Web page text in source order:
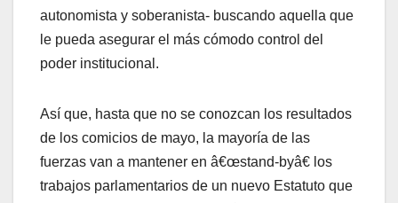
autonomista y soberanista- buscando aquella que
le pueda asegurar el más cómodo control del
poder institucional.
Así­ que, hasta que no se conozcan los resultados
de los comicios de mayo, la mayorí­a de las
fuerzas van a mantener en â€œstand-byâ€ los
trabajos parlamentarios de un nuevo Estatuto que